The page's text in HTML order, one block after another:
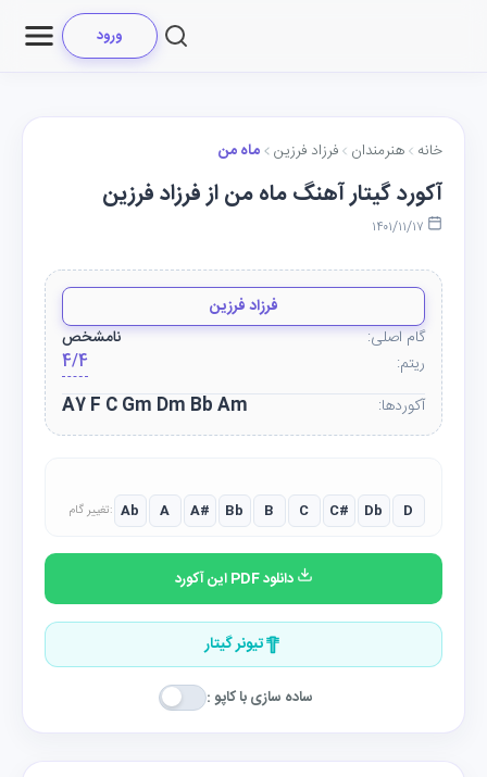
ورود
خانه هنرمندان فرزاد فرزین ماه من
آکورد گیتار آهنگ ماه من از فرزاد فرزین
فرزاد فرزین
گام اصلی:
نامشخص
ریتم:
4/4
آکوردها:
A7 F C Gm Dm Bb Am
تغییر گام: Ab A A# Bb B C C# Db D
دانلود PDF این آکورد
تیونر گیتار
ساده سازی با کاپو :